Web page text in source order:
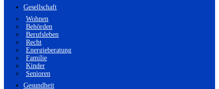
Gesellschaft
Wohnen
Behörden
Berufsleben
Recht
Energieberatung
Familie
Kinder
Senioren
Gesundheit